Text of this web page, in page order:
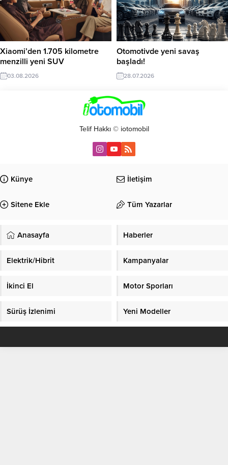
Xiaomi’den 1.705 kilometre
menzilli yeni SUV
03.08.2026
Otomotivde yeni savaş
başladı!
28.07.2026
Telif Hakkı © iotomobil
Künye İletişim
Sitene Ekle Tüm Yazarlar
Anasayfa Haberler
Elektrik/Hibrit Kampanyalar
İkinci El Motor Sporları
Sürüş İzlenimi Yeni Modeller